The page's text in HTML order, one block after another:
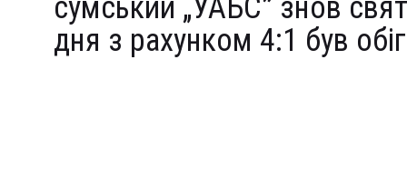
сумський „УАБС” знов
дня з рахунком 4:1 був